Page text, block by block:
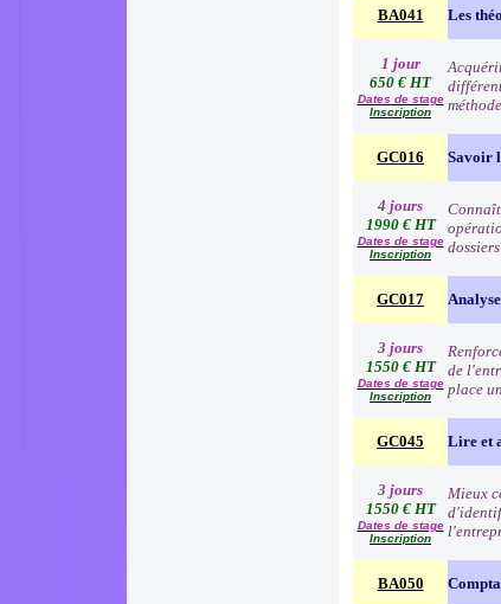
BA041 Les
1 jour
650 € HT
Dates de stage
Inscription
GC016 Savoir
4 jours
1990 € HT
Dates de stage
Inscription
GC017
3 jours
1550 € HT
Dates de stage
Inscription
de
place
GC045 Lire et
3 jours
1550 € HT
Dates de stage
Inscription
Mieux
BA050